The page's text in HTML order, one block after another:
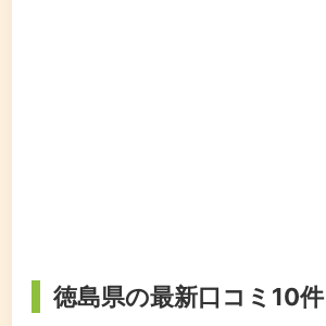
徳島県の最新口コミ10件